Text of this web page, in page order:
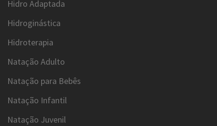
Hidro Adaptada
Hidroginástica
Hidroterapia
Natação Adulto
Natação para Bebês
Natação Infantil
Natação Juvenil